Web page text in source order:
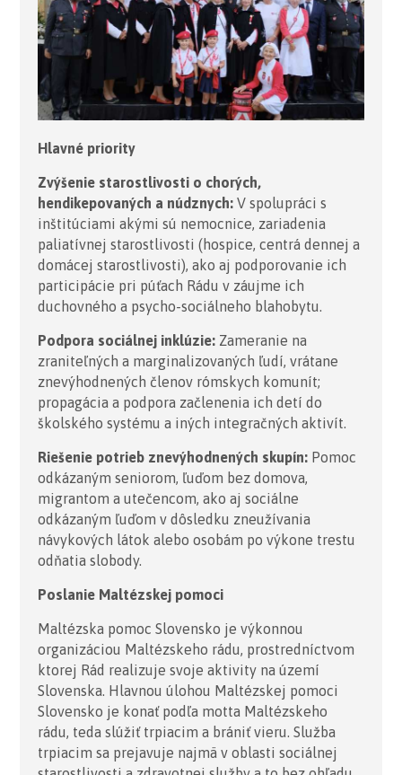
Hlavné priority
Zvýšenie starostlivosti o chorých,
hendikepovaných a núdznych:V spolupráci s
inštitúciami akými sú nemocnice, zariadenia
paliatívnej starostlivosti (hospice, centrá dennej a
domácej starostlivosti), ako aj podporovanie ich
participácie pri púťach Rádu v záujme ich
duchovného a psycho-sociálneho blahobytu.
Podpora sociálnej inklúzie: Zameranie na
zraniteľných a marginalizovaných ľudí, vrátane
znevýhodnených členov rómskych komunít;
propagácia a podpora začlenenia ich detí do
školského systému a iných integračných aktivít.
Riešenie potrieb znevýhodnených skupín: Pomoc
odkázaným seniorom, ľuďom bez domova,
migrantom a utečencom, ako aj sociálne
odkázaným ľuďom v dôsledku zneužívania
návykových látok alebo osobám po výkone trestu
odňatia slobody.
Poslanie Maltézskej pomoci
Maltézska pomoc Slovensko je výkonnou
organizáciou Maltézskeho rádu, prostredníctvom
ktorej Rád realizuje svoje aktivity na území
Slovenska. Hlavnou úlohou Maltézskej pomoci
Slovensko je konať podľa motta Maltézskeho
rádu, teda slúžiť trpiacim a brániť vieru. Služba
trpiacim sa prejavuje najmä v oblasti sociálnej